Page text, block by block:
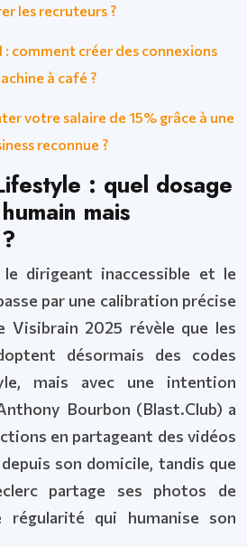
les recruteurs ?
comment créer des connexions
à café ?
votre salaire de 15% grâce à une
reconnue ?
: quel dosage
mais
dirigeant inaccessible et le
par une calibration précise
Visibrain 2025 révèle que les
désormais des codes
mais avec une intention
Bourbon (Blast.Club) a
en partageant des vidéos
son domicile, tandis que
partage ses photos de
régularité qui humanise son